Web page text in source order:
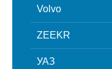
Volvo
ZEEKR
УАЗ